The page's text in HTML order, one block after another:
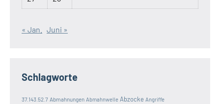
« Jan. Juni »
Schlagworte
37.143.52.7 Abmahnungen Abmahnwelle Abzocke Angriffe